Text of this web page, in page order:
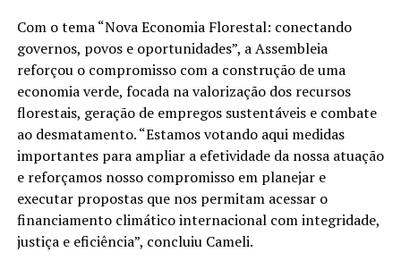
Com o tema “Nova Economia Florestal: conectando
governos, povos e oportunidades”, a Assembleia
reforçou o compromisso com a construção de uma
economia verde, focada na valorização dos recursos
florestais, geração de empregos sustentáveis e combate
ao desmatamento. “Estamos votando aqui medidas
importantes para ampliar a efetividade da nossa atuação
e reforçamos nosso compromisso em planejar e
executar propostas que nos permitam acessar o
financiamento climático internacional com integridade,
justiça e eficiência”, concluiu Cameli.